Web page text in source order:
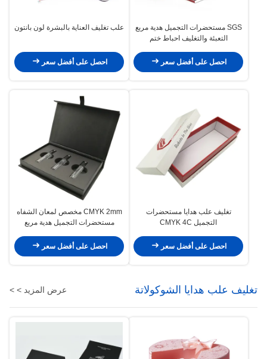
SGS مستحضرات التجميل هدية مربع
التعبئة والتغليف احباط ختم
احصل على أفضل سعر
علب تغليف العناية بالبشرة لون بانتون
احصل على أفضل سعر
تغليف علب هدايا مستحضرات
التجميل CMYK 4C
احصل على أفضل سعر
CMYK 2mm مخصص لمعان الشفاه
مستحضرات التجميل هدية مربع
احصل على أفضل سعر
تغليف علب هدايا الشوكولاتة عرض المزيد > >